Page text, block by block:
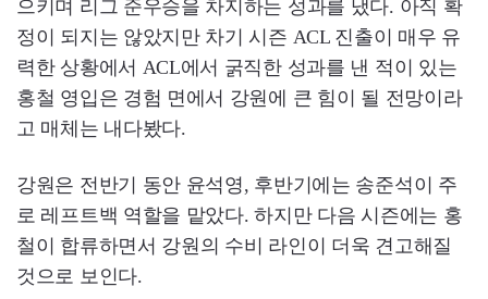
으키며 리그 준우승을 차지하는 성과를 냈다. 아직 확
정이 되지는 않았지만 차기 시즌 ACL 진출이 매우 유
력한 상황에서 ACL에서 굵직한 성과를 낸 적이 있는
홍철 영입은 경험 면에서 강원에 큰 힘이 될 전망이라
고 매체는 내다봤다.
강원은 전반기 동안 윤석영, 후반기에는 송준석이 주
로 레프트백 역할을 맡았다. 하지만 다음 시즌에는 홍
철이 합류하면서 강원의 수비 라인이 더욱 견고해질
것으로 보인다.